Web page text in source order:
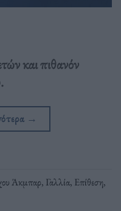
και πιθανόν
→
Άκμπαρ, Γαλλία, Επίθεση,